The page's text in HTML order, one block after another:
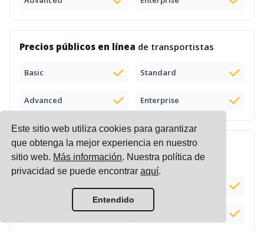
Este sitio web utiliza cookies para garantizar
que obtenga la mejor experiencia en nuestro
sitio web. Más información. Nuestra política de
privacidad se puede encontraraquí.
Entendido
Precios públicos en línea de transportistas
Basic Standard
Advanced Enterprise
Motor de precios de transporte (carga y
comparación de listas de precios)
Complemento (+$100) Standard
Enterprise